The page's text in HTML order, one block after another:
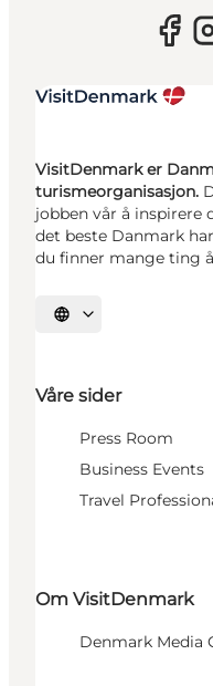
VisitDenmark er
turismeorganisasjon.
jobben vår å inspirere
det beste Danmark
du finner mange ting
Velg språk
Våre sider
Press Room
Business Events
Travel
Om VisitDenmark
Denmark Media